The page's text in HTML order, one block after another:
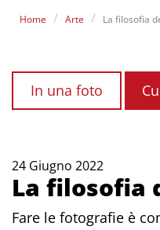
Home Arte La filosofia
In una foto
24 Giugno 2022
La filosofia
Fare le fotografie è